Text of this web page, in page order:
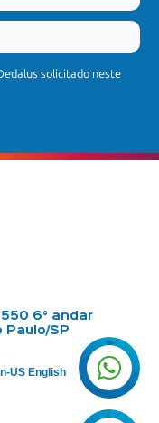
solicitado neste

6° andar
Paulo/SP
US English